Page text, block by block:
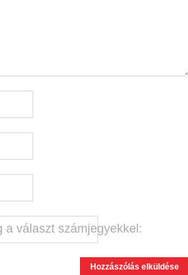
a választ számjegyekkel: